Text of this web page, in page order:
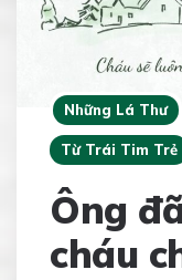
Những Lá Thư
Từ Trái Tim Trẻ
Ông
cháu